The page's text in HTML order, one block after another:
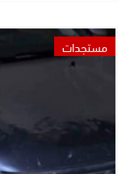
مستجدات